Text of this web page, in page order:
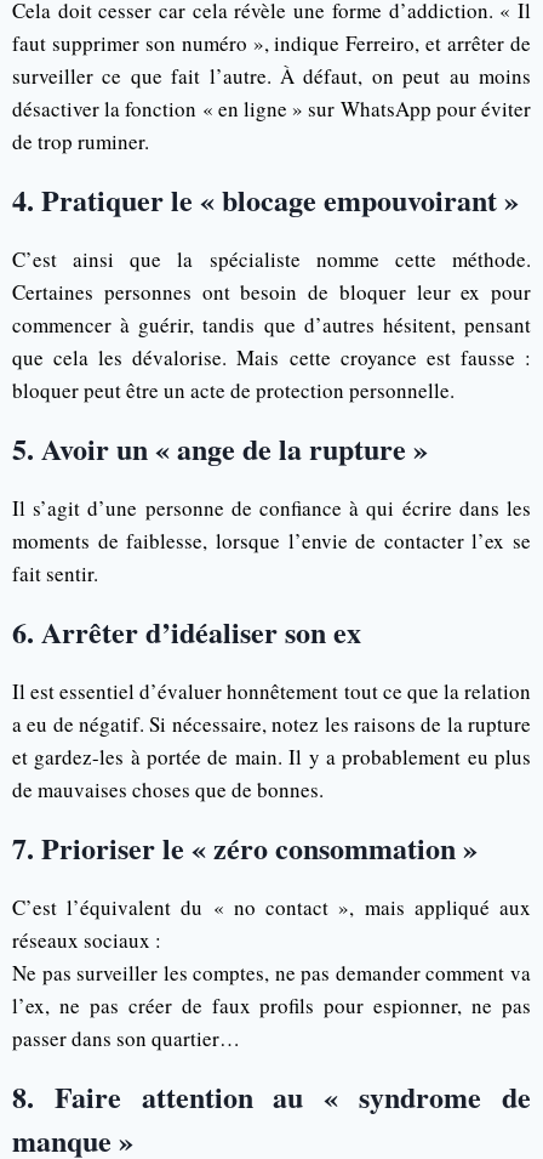
Cela doit cesser car cela révèle une forme d’addiction. « Il
faut supprimer son numéro », indique Ferreiro, et arrêter de
surveiller ce que fait l’autre. À défaut, on peut au moins
désactiver la fonction « en ligne » sur WhatsApp pour éviter
de trop ruminer.
4. Pratiquer le « blocage empouvoirant »
C’est ainsi que la spécialiste nomme cette méthode.
Certaines personnes ont besoin de bloquer leur ex pour
commencer à guérir, tandis que d’autres hésitent, pensant
que cela les dévalorise. Mais cette croyance est fausse :
bloquer peut être un acte de protection personnelle.
5. Avoir un « ange de la rupture »
Il s’agit d’une personne de confiance à qui écrire dans les
moments de faiblesse, lorsque l’envie de contacter l’ex se
fait sentir.
6. Arrêter d’idéaliser son ex
Il est essentiel d’évaluer honnêtement tout ce que la relation
a eu de négatif. Si nécessaire, notez les raisons de la rupture
et gardez-les à portée de main. Il y a probablement eu plus
de mauvaises choses que de bonnes.
7. Prioriser le « zéro consommation »
C’est l’équivalent du « no contact », mais appliqué aux
réseaux sociaux :
Ne pas surveiller les comptes, ne pas demander comment va
l’ex, ne pas créer de faux profils pour espionner, ne pas
passer dans son quartier…
8. Faire attention au « syndrome de
manque »